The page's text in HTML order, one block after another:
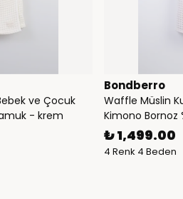
ve Çocuk
- krem
Bondberro
Waffle Müslin
Kimono Bornoz
₺ 1,499.00
4 Renk 4 Beden